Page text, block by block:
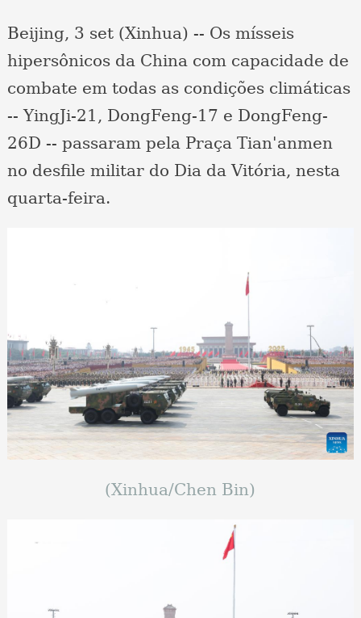
Beijing, 3 set (Xinhua) -- Os mísseis
hipersônicos da China com capacidade de
combate em todas as condições climáticas
-- YingJi-21, DongFeng-17 e DongFeng-
26D -- passaram pela Praça Tian'anmen
no desfile militar do Dia da Vitória, nesta
quarta-feira.
(Xinhua/Chen Bin)